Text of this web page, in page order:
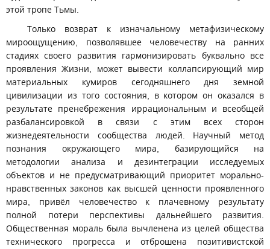
этой тропе Тьмы.
Только возврат к изначальному метафизическому
мироощущению, позволявшее человечеству на ранних
стадиях своего развития гармонизировать буквально все
проявления Жизни, может вывести коллапсирующий мир
материальных кумиров сегодняшнего дня земной
цивилизации из того состояния, в котором он оказался в
результате пренебрежения иррациональным и всеобщей
разбалансировкой в связи с этим всех сторон
жизнедеятельности сообщества людей. Научный метод
познания окружающего мира, базирующийся на
методологии анализа и дезинтеграции исследуемых
объектов и не предусматривающий приоритет морально-
нравственных законов как высшей ценности проявленного
мира, привёл человечество к плачевному результату
полной потери перспективы дальнейшего развития.
Общественная мораль была вычленена из целей общества
технического прогресса и отброшена позитивистской